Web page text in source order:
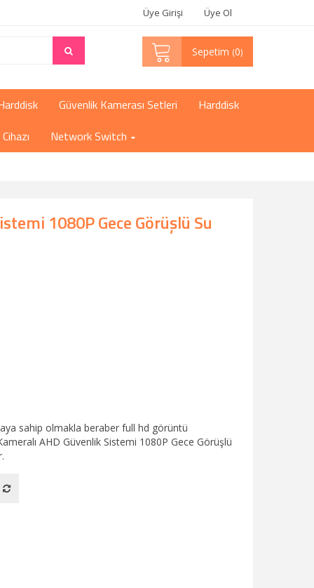
Üye Girişi Üye Ol
Sepetim 0
Güvenlik Kamerası Setleri
Harddisk
Network Switch
1080P Gece Görüşlü Su
sahip olmakla beraber full hd görüntü
AHD Güvenlik Sistemi 1080P Gece Görüşlü